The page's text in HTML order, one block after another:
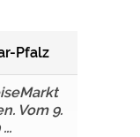
Pfalz
Vom 9.